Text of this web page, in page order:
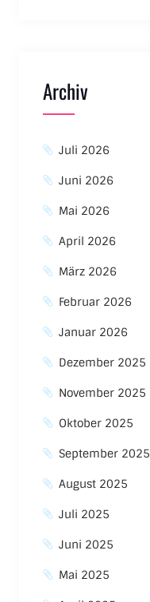
Archiv
Juli 2026
Juni 2026
Mai 2026
April 2026
März 2026
Februar 2026
Januar 2026
Dezember 2025
November 2025
Oktober 2025
September 2025
August 2025
Juli 2025
Juni 2025
Mai 2025